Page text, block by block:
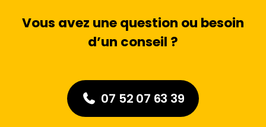
Vous avez une question ou besoin
d’un conseil ?
07 52 07 63 39